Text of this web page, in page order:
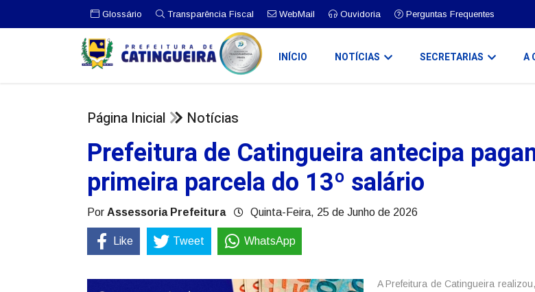
Glossário Transparência Fiscal WebMail Ouvidoria Perguntas Frequentes
INÍCIO NOTÍCIAS SECRETARIAS A
Página Inicial Notícias
Prefeitura de Catingueira antecipa
primeira parcela do 13º salário
Por Assessoria Prefeitura Quinta-Feira, 25 de Junho de 2026
Like Tweet WhatsApp
A Prefeitura de Catingueira